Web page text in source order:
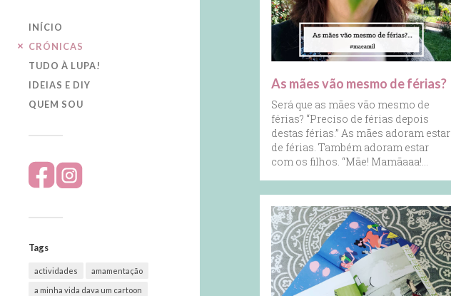
INÍCIO
CRÓNICAS
TUDO À LUPA!
IDEIAS E DIY
QUEM SOU
Tags
actividades amamentação
a minha vida dava um cartoon
As mães vão mesmo de férias?
Será que as mães vão mesmo de
férias? “Preciso de férias depois
destas férias.” As mães adoram estar
de férias. Também adoram estar
com os filhos. “Mãe! Mamãaaa!…